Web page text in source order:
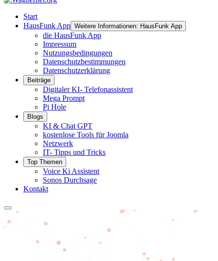
Start
HausFunk App Weitere Informationen: HausFunk App
die HausFunk App
Impressum
Nutzungsbedingungen
Datenschutzbestimmungen
Datenschutzerklärung
Beiträge
Digitaler KI- Telefonassistent
Mega Prompt
Pi Hole
Blogs
KI & Chat GPT
kostenlose Tools für Joomla
Netzwerk
IT- Tipps und Tricks
Top Themen
Voice Ki Assistent
Sonos Durchsage
Kontakt